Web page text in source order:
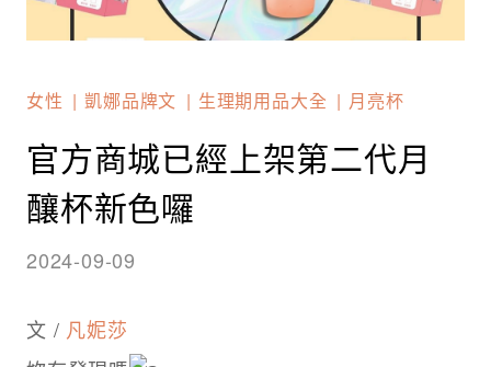
女性 凱娜品牌文 生理期用品大全 月亮杯
官方商城已經上架第二代月
釀杯新色囉
2024-09-09
文 / 凡妮莎